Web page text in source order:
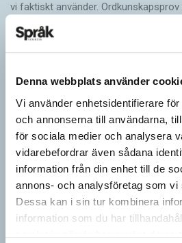
Denna webbplats använder
Vi använder enhetsidentifierare
och annonserna till användarna,
för sociala medier och analysera
vidarebefordrar även sådana
information från din enhet till de
annons- och analysföretag som vi
Dessa kan i sin tur kombinera
information som du har
samlat in när du har använt deras
vi faktiskt använder.
tro på orden…